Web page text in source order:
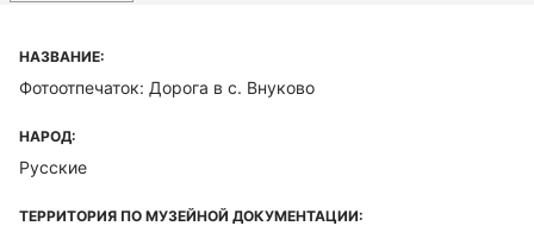
НАЗВАНИЕ:
Фотоотпечаток: Дорога в с. Внуково
НАРОД:
Русские
ТЕРРИТОРИЯ ПО МУЗЕЙНОЙ ДОКУМЕНТАЦИИ: